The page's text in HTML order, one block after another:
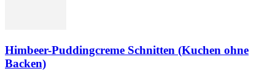
Himbeer-Puddingcreme Schnitten (Kuchen ohne
Backen)